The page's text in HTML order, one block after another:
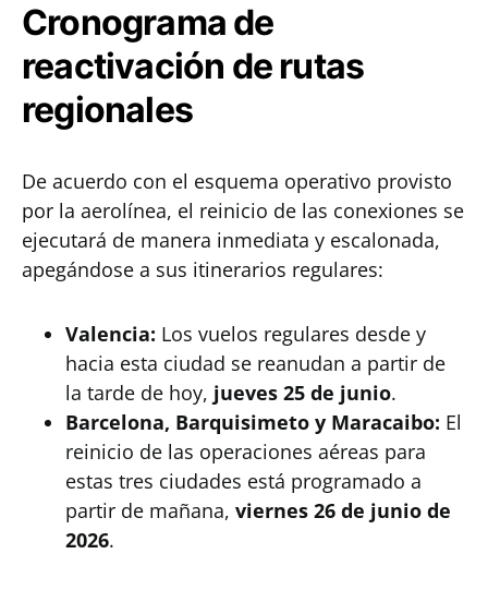
Cronograma de
reactivación de rutas
regionales
De acuerdo con el esquema operativo provisto
por la aerolínea, el reinicio de las conexiones se
ejecutará de manera inmediata y escalonada,
apegándose a sus itinerarios regulares:
Valencia: Los vuelos regulares desde y
hacia esta ciudad se reanudan a partir de
la tarde de hoy, jueves 25 de junio.
Barcelona, Barquisimeto y Maracaibo: El
reinicio de las operaciones aéreas para
estas tres ciudades está programado a
partir de mañana, viernes 26 de junio de
2026.